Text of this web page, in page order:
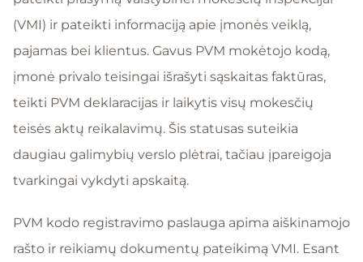
(VMI) ir pateikti informaciją apie įmonės veiklą,
pajamas bei klientus. Gavus PVM mokėtojo kodą,
įmonė privalo teisingai išrašyti sąskaitas faktūras,
teikti PVM deklaracijas ir laikytis visų mokesčių
teisės aktų reikalavimų. Šis statusas suteikia
daugiau galimybių verslo plėtrai, tačiau įpareigoja
tvarkingai vykdyti apskaitą.
PVM kodo registravimo paslauga apima aiškinamojo
rašto ir reikiamų dokumentų pateikimą VMI. Esant